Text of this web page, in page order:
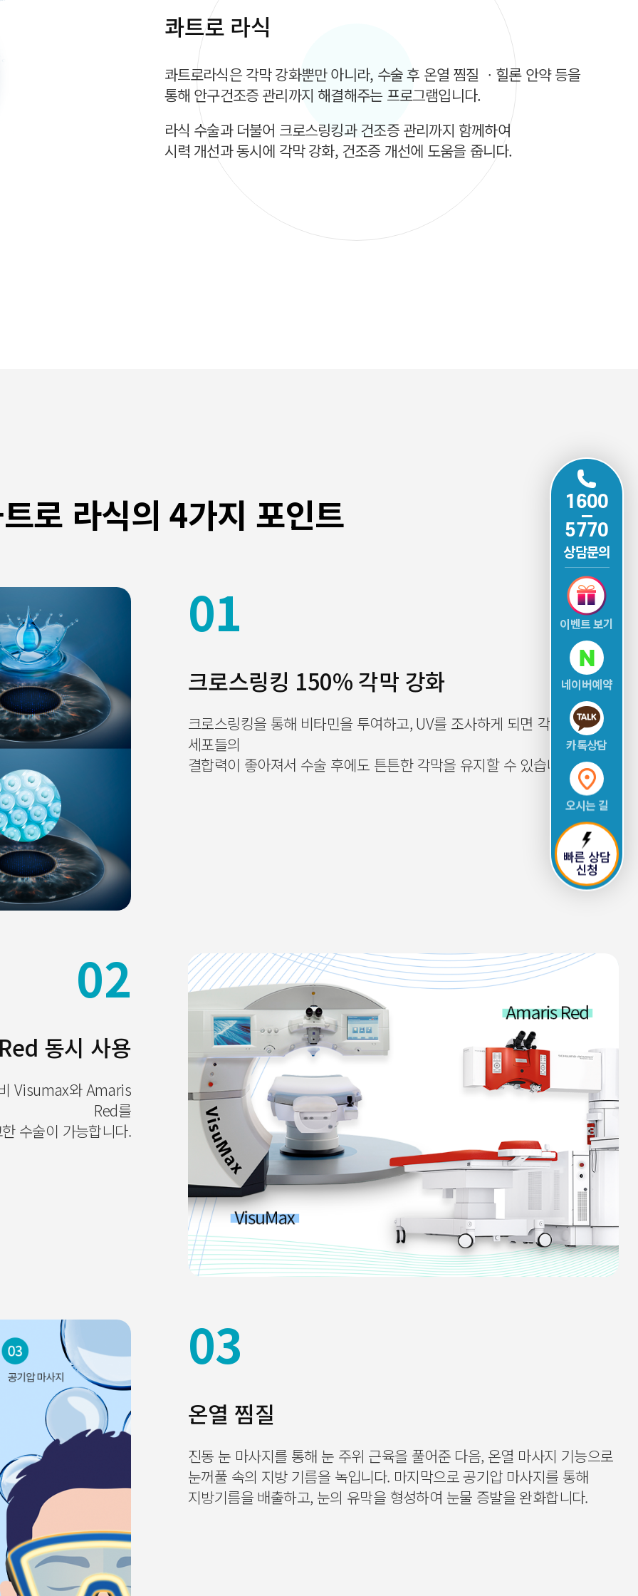
1600
5770
상담문의
이벤트 보기
네이버예약
카톡상담
오시는 길
빠른 상담
신청
콰트로 라식
콰트로라식은 각막 강화뿐만 아니라, 수술 후 온열 찜질 ㆍ힐론 안약 등을
통해 안구건조증 관리까지 해결해주는 프로그램입니다.
라식 수술과 더불어 크로스링킹과 건조증 관리까지 함께하여
시력 개선과 동시에 각막 강화, 건조증 개선에 도움을 줍니다.
로 라식의 4가지 포인트
01
크로스링킹 150% 각막 강화
크로스링킹을 통해 비타민을 투여하고, UV를 조사하게 되면 각막
세포들의
결합력이 좋아져서 수술 후에도 튼튼한 각막을 유지할 수 있습니다.
02
동시 사용
Visumax와 Amaris
Red를
수술이 가능합니다.
03
온열 찜질
진동 눈 마사지를 통해 눈 주위 근육을 풀어준 다음, 온열 마사지 기능으로
눈꺼풀 속의 지방 기름을 녹입니다. 마지막으로 공기압 마사지를 통해
지방기름을 배출하고, 눈의 유막을 형성하여 눈물 증발을 완화합니다.